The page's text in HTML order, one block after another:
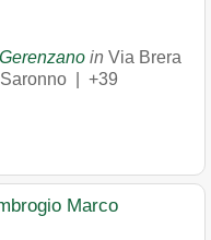
in Via Brera
| +39
Marco